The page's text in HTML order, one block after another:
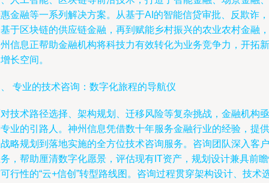
金融等一系列解决方案。从基于AI的智能信贷审批、反欺诈，
于区块链的供应链金融，再到赋能乡村振兴的农业农村金融，
信息正帮助金融机构将科技力有效转化为业务竞争力，开拓新
长空间。
专业的技术咨询：数字化旅程的导航仪
技术路径选择、架构规划、迁移风险等复杂挑战，金融机构亟
业的引路人。神州信息凭借数十年服务金融行业的经验，提供
略规划到落地实施的全方位技术咨询服务。咨询团队深入客户
，帮助厘清数字化愿景，评估现有IT资产，规划设计兼具前
行性的“云+信创”转型路线图。咨询过程贯穿架构设计、技术